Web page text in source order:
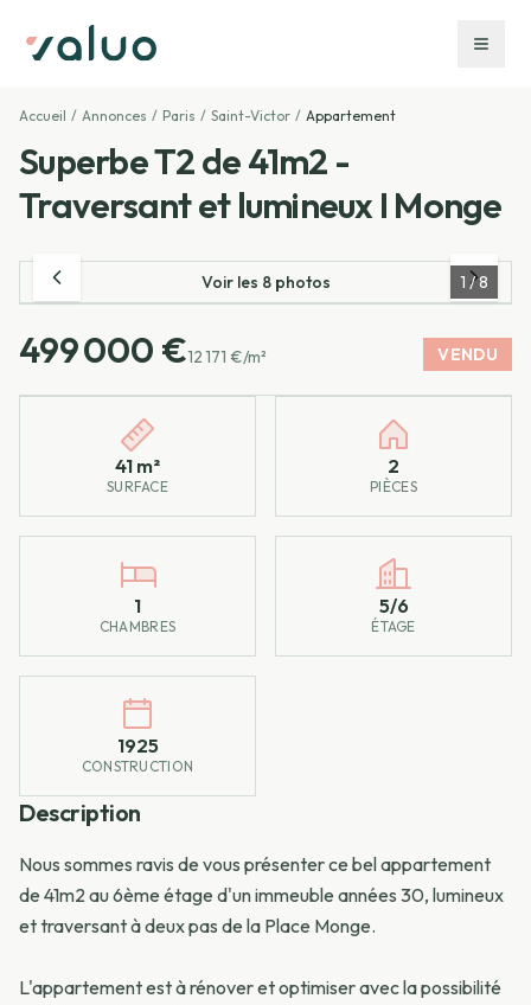
Accueil / Annonces / Paris / Saint-Victor / Appartement
Superbe T2 de 41m2 -
Traversant et lumineux I Monge
1 /8
Voir les 8photos
499 000 €12 171 €/m² VENDU
Caractéristiques principales
41 m²
SURFACE
2
PIÈCES
1
CHAMBRES
5/6
ÉTAGE
1925
CONSTRUCTION
Description
Nous sommes ravis de vous présenter ce bel appartement
de 41m2 au 6ème étage d'un immeuble années 30, lumineux
et traversant à deux pas de la Place Monge.
L'appartement est à rénover et optimiser avec la possibilité